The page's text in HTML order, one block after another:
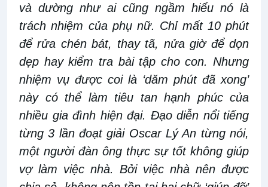
và dường như ai cũng ngầm hiểu nó là
trách nhiệm của phụ nữ. Chỉ mất 10 phút
để rửa chén bát, thay tã, nửa giờ để dọn
dẹp hay kiểm tra bài tập cho con. Nhưng
nhiệm vụ được coi là ‘dăm phút đã xong’
này có thể làm tiêu tan hạnh phúc của
nhiều gia đình hiện đại. Đạo diễn nổi tiếng
từng 3 lần đoạt giải Oscar Lý An từng nói,
một người đàn ông thực sự tốt không giúp
vợ làm việc nhà. Bởi việc nhà nên được